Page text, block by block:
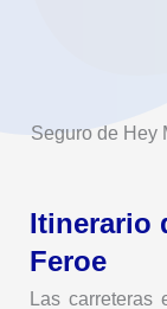
Seguro de Hey
Itinerario
Feroe
Las carreteras